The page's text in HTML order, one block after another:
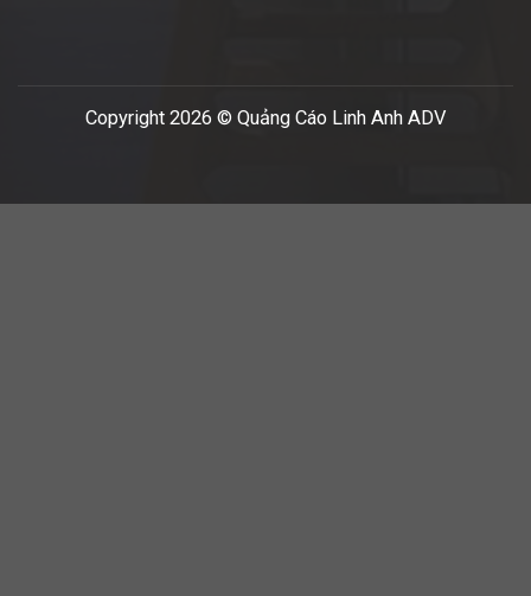
Copyright 2026 © Quảng Cáo Linh Anh ADV